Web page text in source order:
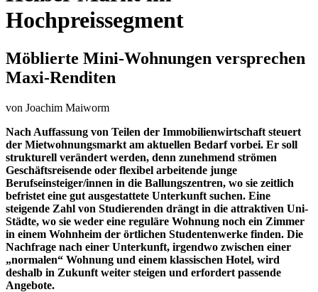
Hochpreissegment
Möblierte Mini-Wohnungen versprechen
Maxi-Renditen
von Joachim Maiworm
Nach Auffassung von Teilen der Immobilienwirtschaft steuert
der Mietwohnungsmarkt am aktuellen Bedarf vorbei. Er soll
strukturell verändert werden, denn zunehmend strömen
Geschäftsreisende oder flexibel arbeitende junge
Berufseinsteiger/innen in die Ballungszentren, wo sie zeitlich
befristet eine gut ausgestattete Unterkunft suchen. Eine
steigende Zahl von Studierenden drängt in die attraktiven Uni-
Städte, wo sie weder eine reguläre Wohnung noch ein Zimmer
in einem Wohnheim der örtlichen Studentenwerke finden. Die
Nachfrage nach einer Unterkunft, irgendwo zwischen einer
„normalen“ Wohnung und einem klassischen Hotel, wird
deshalb in Zukunft weiter steigen und erfordert passende
Angebote.